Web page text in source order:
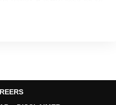
पैगंबर मोहम्मद के खिलाफ की गई